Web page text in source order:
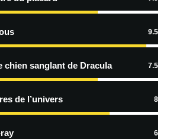
commentaires par e-mail.
articles par e-mail.
données de vos commentaires sont
9.5
chien sanglant de Dracula 7.5
de l’univers 8
6